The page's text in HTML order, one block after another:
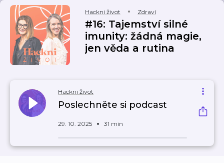
Hackni život Zdraví
#16: Tajemství silné
imunity: žádná magie,
jen věda a rutina
Hackni život
Poslechněte si podcast
29. 10. 2025 31 min